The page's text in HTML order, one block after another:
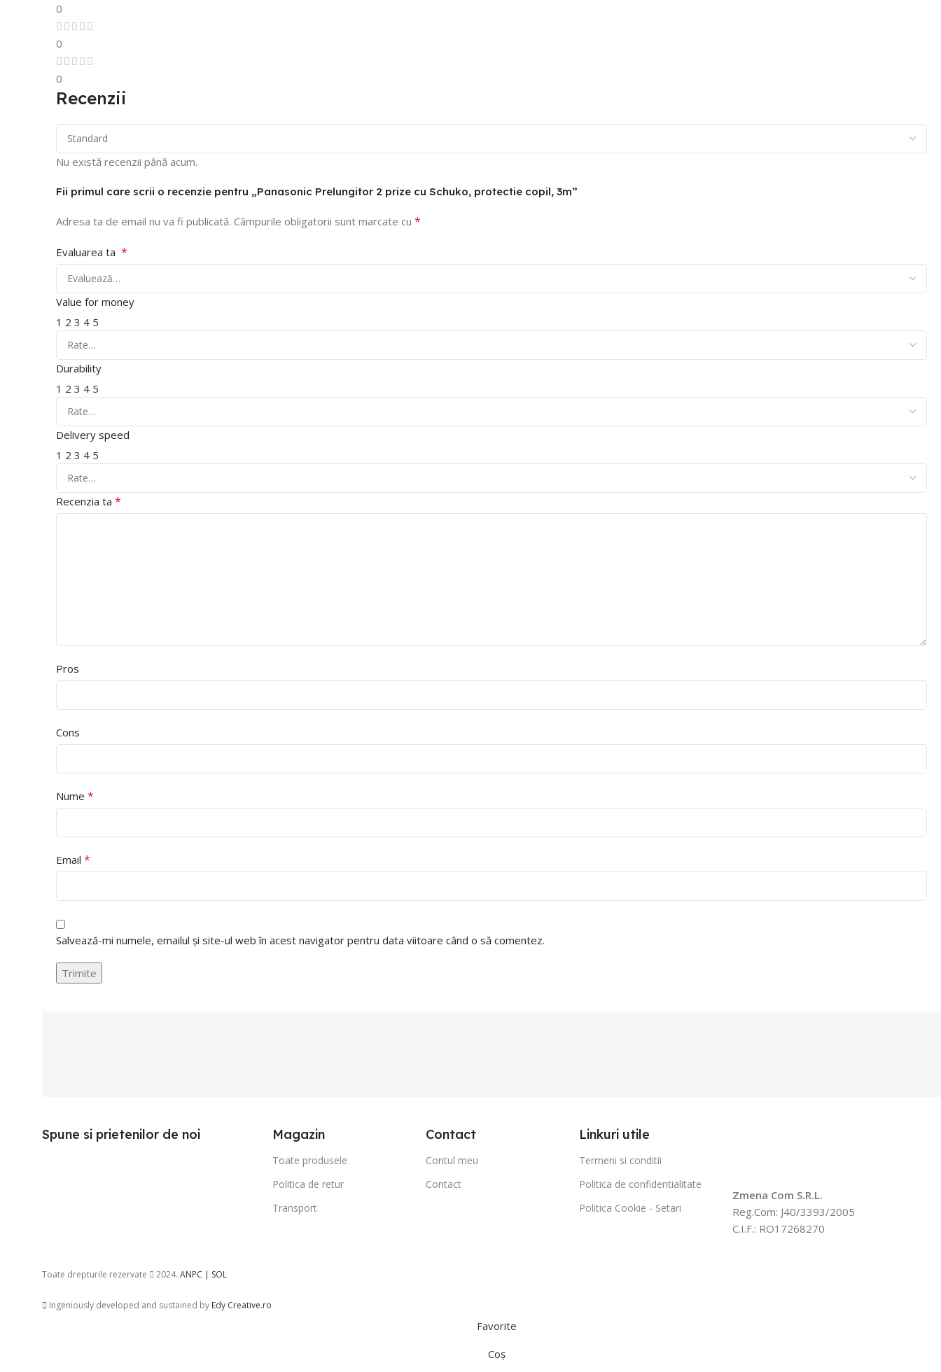
0
0
0
Recenzii
Nu există recenzii până acum.
Fii primul care scrii o recenzie pentru „Panasonic Prelungitor 2 prize cu Schuko, protectie copil, 3m”
Adresa ta de email nu va fi publicată. Câmpurile obligatorii sunt marcate cu *
Evaluarea ta *
Value for money
1 2 3 4 5
Durability
1 2 3 4 5
Delivery speed
1 2 3 4 5
Recenzia ta *
Pros
Cons
Nume *
Email *
Salvează-mi numele, emailul și site-ul web în acest navigator pentru data viitoare când o să comentez.
Spune si prietenilor de noi Magazin
Toate produsele
Politica de retur
Transport
Contact
Contul meu
Contact
Linkuri utile
Termeni si conditii
Politica de confidentialitate
Politica Cookie - Setari
Zmena Com S.R.L.
Reg.Com: J40/3393/2005
C.I.F.: RO17268270
Toate drepturile rezervate 2024. ANPC | SOL
Ingeniously developed and sustained by Edy Creative.ro
Favorite
Coș